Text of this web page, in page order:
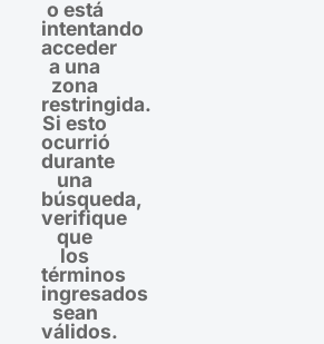
o está
intentando
acceder
a una
zona
restringida.
Si esto
ocurrió
durante
una
búsqueda,
verifique
que
los
términos
ingresados
sean
válidos.